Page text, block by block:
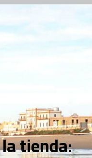
tienda: